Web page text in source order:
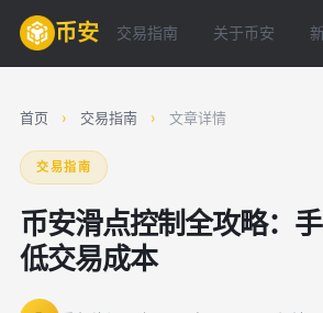
币安 交易指南 关于币安
首页 › 交易指南 › 文章详情
交易指南
币安滑点控制全攻略：
低交易成本